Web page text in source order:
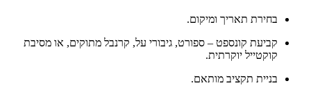
בחירת תאריך ומיקום.
קביעת קונספט – ספורט, גיבורי על, קרנבל מתוקים, או מסיבת
קוקטייל יוקרתית.
בניית תקציב מותאם.